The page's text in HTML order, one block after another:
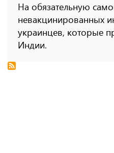
На обязательную
невакцинированных
украинцев, которые
Индии.